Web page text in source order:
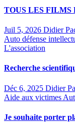
TOUS LES FILMS
Juil 5, 2026 Didier
Auto défense
L'association
Recherche
Déc 6, 2025 Didier
Aide aux victimes
Je souhaite porter